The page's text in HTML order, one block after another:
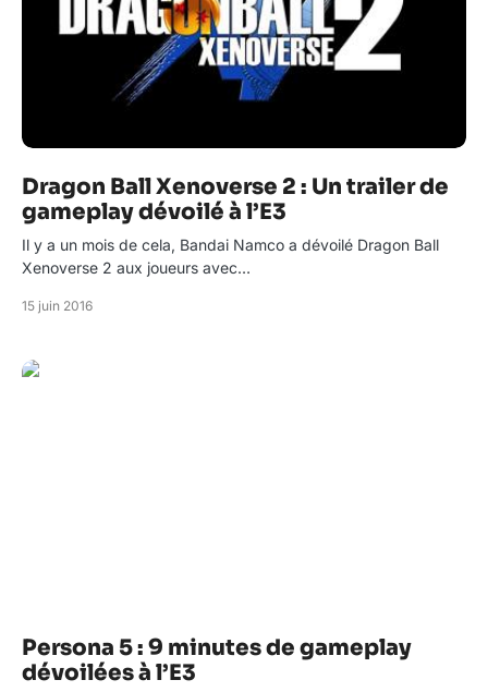
Dragon Ball Xenoverse 2 : Un trailer de
gameplay dévoilé à l’E3
Il y a un mois de cela, Bandai Namco a dévoilé Dragon Ball
Xenoverse 2 aux joueurs avec…
15 juin 2016
Persona 5 : 9 minutes de gameplay
dévoilées à l’E3